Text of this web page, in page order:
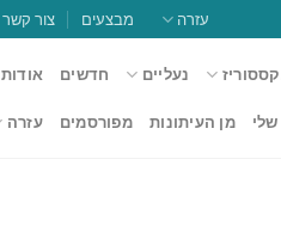
עזרה מבצעים צור קשר
נעליים חדשים אודות
מן העיתונות מפורסמים עזרה